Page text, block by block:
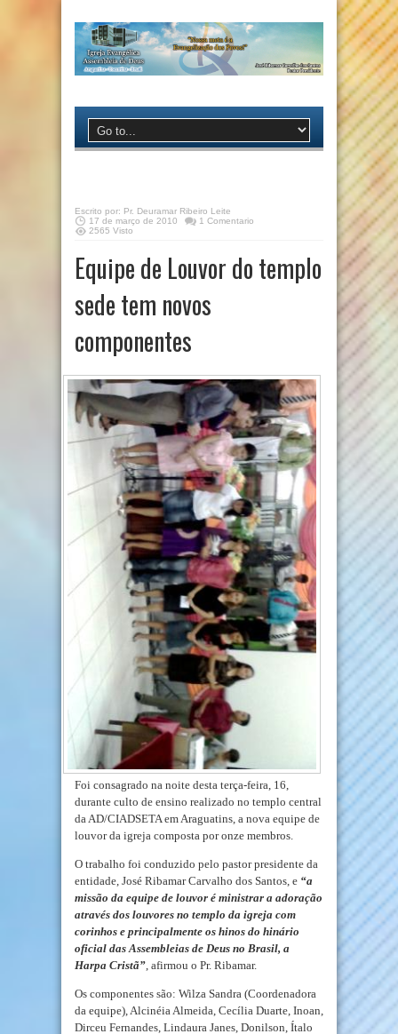
Escrito por: Pr. Deuramar Ribeiro Leite
17 de março de 2010
1 Comentario
2565 Visto
Equipe de Louvor do templo
sede tem novos
componentes
Foi consagrado na noite desta terça-feira, 16,
durante culto de ensino realizado no templo central
da AD/CIADSETA em Araguatins, a nova equipe de
louvor da igreja composta por onze membros.
O trabalho foi conduzido pelo pastor presidente da
entidade, José Ribamar Carvalho dos Santos, e “a
missão da equipe de louvor é ministrar a adoração
através dos louvores no templo da igreja com
corinhos e principalmente os hinos do hinário
oficial das Assembleias de Deus no Brasil, a
Harpa Cristã” , afirmou o Pr. Ribamar.
Os componentes são: Wilza Sandra (Coordenadora
da equipe), Alcinéia Almeida, Cecília Duarte, Inoan,
Dirceu Fernandes, Lindaura Janes, Donilson, Ítalo